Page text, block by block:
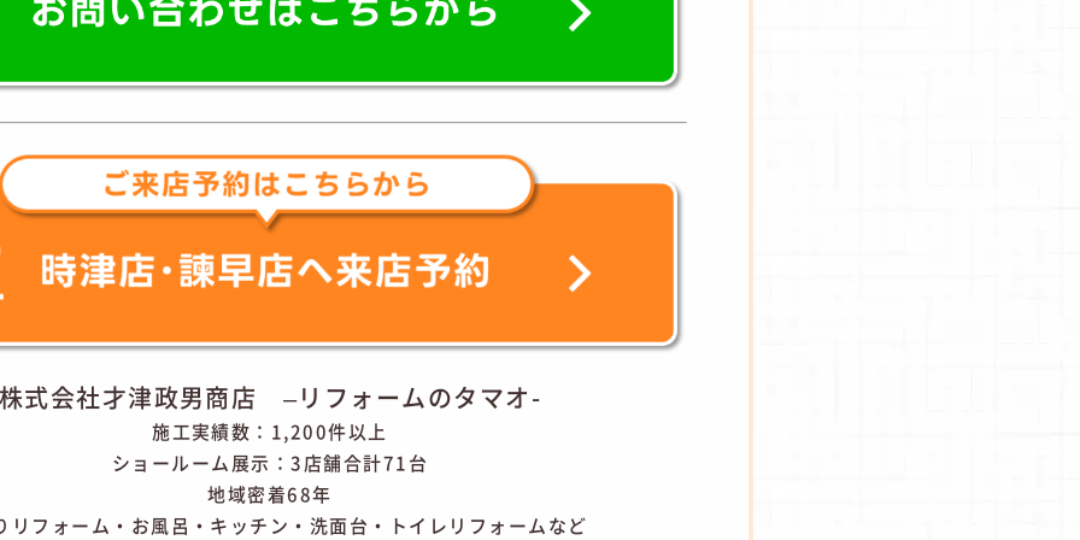
式会社才津政男商店 –リフォームのタマオ-
施工実績数：1,200件以上
ショールーム展示：3店舗合計71台
地域密着68年
リフォーム・お風呂・キッチン・洗面台・トイレリフォームなど